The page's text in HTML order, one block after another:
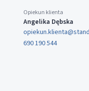
Opiekun klienta
Angelika Dębska
690 190 544